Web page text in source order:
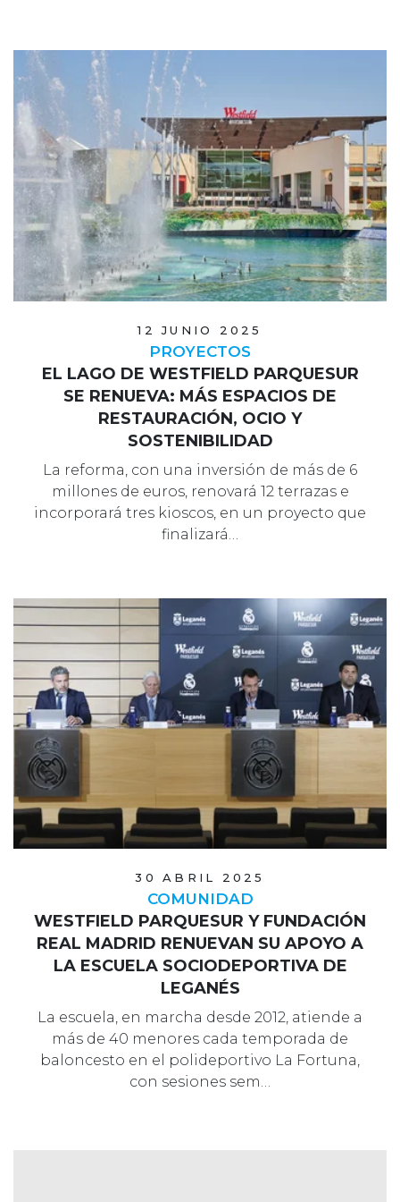
12 JUNIO 2025
PROYECTOS
EL LAGO DE WESTFIELD PARQUESUR
SE RENUEVA: MÁS ESPACIOS DE
RESTAURACIÓN, OCIO Y
SOSTENIBILIDAD
La reforma, con una inversión de más de 6
millones de euros, renovará 12 terrazas e
incorporará tres kioscos, en un proyecto que
finalizará…
30 ABRIL 2025
COMUNIDAD
WESTFIELD PARQUESUR Y FUNDACIÓN
REAL MADRID RENUEVAN SU APOYO A
LA ESCUELA SOCIODEPORTIVA DE
LEGANÉS
La escuela, en marcha desde 2012, atiende a
más de 40 menores cada temporada de
baloncesto en el polideportivo La Fortuna,
con sesiones sem…